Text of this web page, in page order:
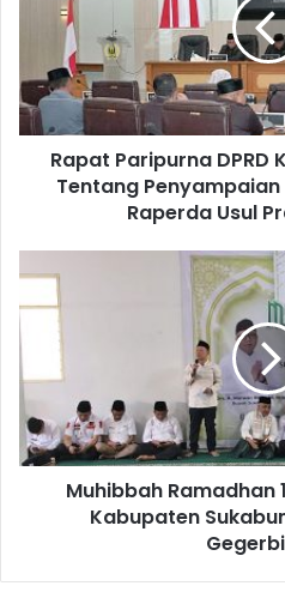
Rapat Paripurna DPRD
Tentang
Raperda Usul
Muhibbah Ramadhan
Kabupaten